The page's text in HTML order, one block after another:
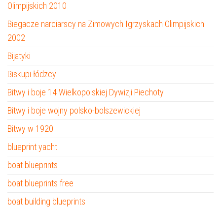
Olimpijskich 2010
Biegacze narciarscy na Zimowych Igrzyskach Olimpijskich
2002
Bijatyki
Biskupi łódzcy
Bitwy i boje 14 Wielkopolskiej Dywizji Piechoty
Bitwy i boje wojny polsko-bolszewickiej
Bitwy w 1920
blueprint yacht
boat blueprints
boat blueprints free
boat building blueprints